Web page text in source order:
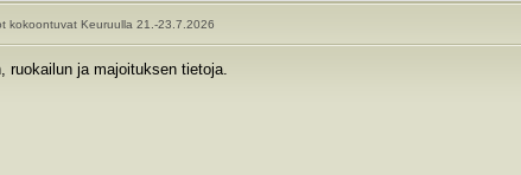
kokoontuvat Keuruulla 21.-23.7.2026
ruokailun ja majoituksen tietoja.